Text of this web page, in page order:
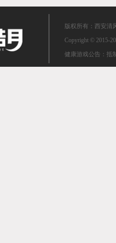
版权所有：西安清
Copyright © 2015-
健康游戏公告：抵